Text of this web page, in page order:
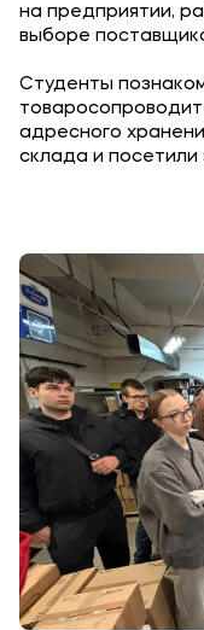
Приемная
+7 (800) 200-80-66
Банковские
Мы в соцсетях
Подобрать
на предприятии,
выборе
Студенты
адресного
склада и посетили